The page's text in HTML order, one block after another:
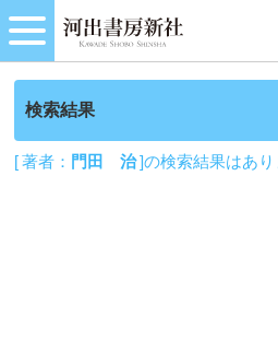
検索結果
[ 著者： 門田 治]の検索結果はあり